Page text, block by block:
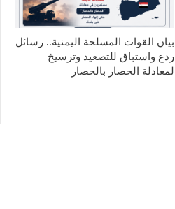
بيان القوات المسلحة اليمنية.. رسائل
ردع واستباق للتصعيد وترسيخ
لمعادلة الحصار بالحصار